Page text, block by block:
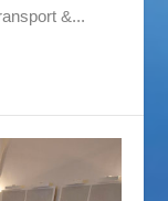
&...